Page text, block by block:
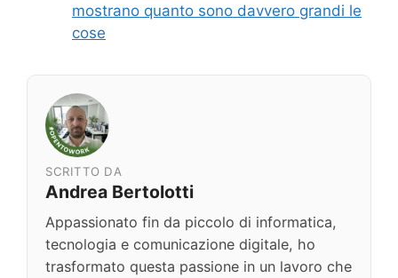
mostrano quanto sono davvero grandi le
cose
SCRITTO DA
Andrea Bertolotti
Appassionato fin da piccolo di informatica,
tecnologia e comunicazione digitale, ho
trasformato questa passione in un lavoro che